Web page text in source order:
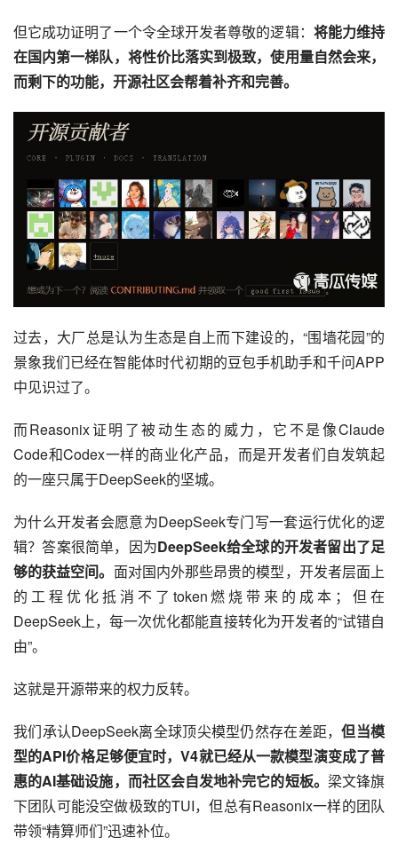
但它成功证明了一个令全球开发者尊敬的逻辑： 将能力维持
在国内第一梯队，将性价比落实到极致，使用量自然会来，
而剩下的功能，开源社区会帮着补齐和完善。
过去，大厂总是认为生态是自上而下建设的，“围墙花园”的
景象我们已经在智能体时代初期的豆包手机助手和千问APP
中见识过了。
而Reasonix证明了被动生态的威力，它不是像Claude
Code和Codex一样的商业化产品，而是开发者们自发筑起
的一座只属于DeepSeek的坚城。
为什么开发者会愿意为DeepSeek专门写一套运行优化的逻
辑？答案很简单，因为DeepSeek给全球的开发者留出了足
够的获益空间。 面对国内外那些昂贵的模型，开发者层面上
的工程优化抵消不了token燃烧带来的成本；但在
DeepSeek上，每一次优化都能直接转化为开发者的“试错自
由”。
这就是开源带来的权力反转。
我们承认DeepSeek离全球顶尖模型仍然存在差距，但当模
型的API价格足够便宜时，V4就已经从一款模型演变成了普
惠的AI基础设施，而社区会自发地补完它的短板。 梁文锋旗
下团队可能没空做极致的TUI，但总有Reasonix一样的团队
带领“精算师们”迅速补位。